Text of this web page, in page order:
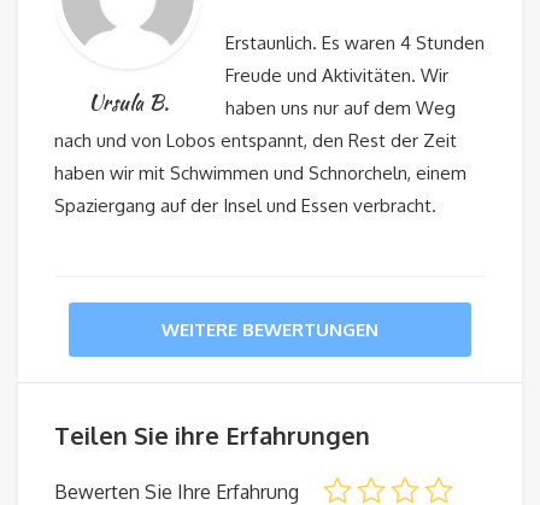
Ursula B.
Erstaunlich. Es waren 4 Stunden
Freude und Aktivitäten. Wir
haben uns nur auf dem Weg
nach und von Lobos entspannt, den Rest der Zeit
haben wir mit Schwimmen und Schnorcheln, einem
Spaziergang auf der Insel und Essen verbracht.
WEITERE BEWERTUNGEN
Teilen Sie ihre Erfahrungen
Bewerten Sie Ihre Erfahrung